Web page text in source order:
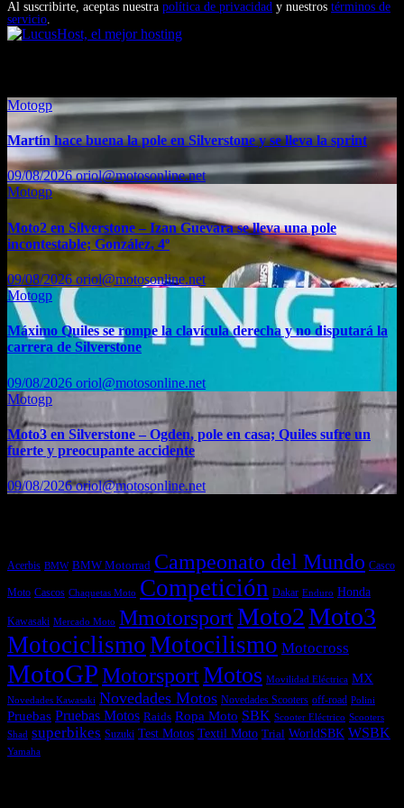
Al suscribirte, aceptas nuestra política de privacidad y nuestros términos de
servicio.
Motogp
Martín hace buena la pole en Silverstone y se lleva la sprint
09/08/2026oriol@motosonline.net
Motogp
Moto2 en Silverstone – Izan Guevara se lleva una pole
incontestable; González, 4º
09/08/2026 oriol@motosonline.net
Motogp
Máximo Quiles se rompe la clavícula derecha y no disputará la
carrera de Silverstone
09/08/2026 oriol@motosonline.net
Motogp
Moto3 en Silverstone – Ogden, pole en casa; Quiles sufre un
fuerte y preocupante accidente
09/08/2026oriol@motosonline.net
Acerbis BMW BMW Motorrad Campeonato del Mundo Casco
Moto Cascos Chaquetas Moto Competición Dakar Enduro Honda
Kawasaki Mercado Moto MmotorsportMoto2Moto3
MotociclismoMotocilismo Motocross
MotoGPMotorsportMotos Movilidad Eléctrica MX
Novedades Kawasaki Novedades Motos Novedades Scooters off-road Polini
Pruebas Pruebas Motos Raids Ropa Moto SBK Scooter Eléctrico Scooters
Shad superbikes Suzuki Test Motos Textil Moto Trial WorldSBK WSBK
Yamaha